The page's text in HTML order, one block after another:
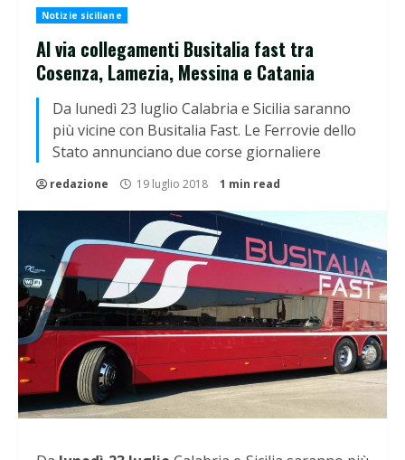
Notizie siciliane
Al via collegamenti Busitalia fast tra
Cosenza, Lamezia, Messina e Catania
Da lunedì 23 luglio Calabria e Sicilia saranno
più vicine con Busitalia Fast. Le Ferrovie dello
Stato annunciano due corse giornaliere
redazione 19 luglio 2018 1 min read